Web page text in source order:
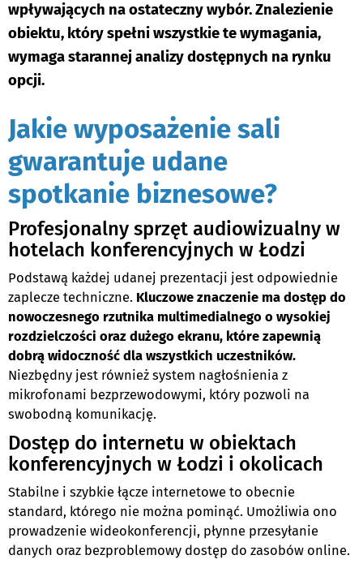
wpływających na ostateczny wybór. Znalezienie
obiektu, który spełni wszystkie te wymagania,
wymaga starannej analizy dostępnych na rynku
opcji.
Jakie wyposażenie sali
gwarantuje udane
spotkanie biznesowe?
Profesjonalny sprzęt audiowizualny w
hotelach konferencyjnych w Łodzi
Podstawą każdej udanej prezentacji jest odpowiednie
zaplecze techniczne. Kluczowe znaczenie ma dostęp do
nowoczesnego rzutnika multimedialnego o wysokiej
rozdzielczości oraz dużego ekranu, które zapewnią
dobrą widoczność dla wszystkich uczestników.
Niezbędny jest również system nagłośnienia z
mikrofonami bezprzewodowymi, który pozwoli na
swobodną komunikację.
Dostęp do internetu w obiektach
konferencyjnych w Łodzi i okolicach
Stabilne i szybkie łącze internetowe to obecnie
standard, którego nie można pominąć. Umożliwia ono
prowadzenie wideokonferencji, płynne przesyłanie
danych oraz bezproblemowy dostęp do zasobów online.